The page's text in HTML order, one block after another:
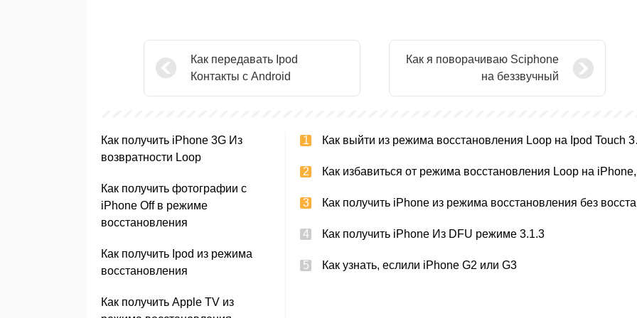
Как передавать Ipod
Контакты с Android
Как я поворачиваю Sciphone
на беззвучный
Как получить iPhone 3G Из
возвратности Loop
Как получить фотографии с
iPhone Off в режиме
восстановления
Как получить Ipod из режима
восстановления
Как получить Apple TV из
Как
Как получить iPhone Из DFU режиме 3.1.3
Как узнать, еслили iPhone G2 или G3